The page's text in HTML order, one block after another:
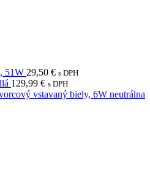
51W 29,50 € s DPH
129,99 € s DPH
vstavaný biely, 6W neutrálna